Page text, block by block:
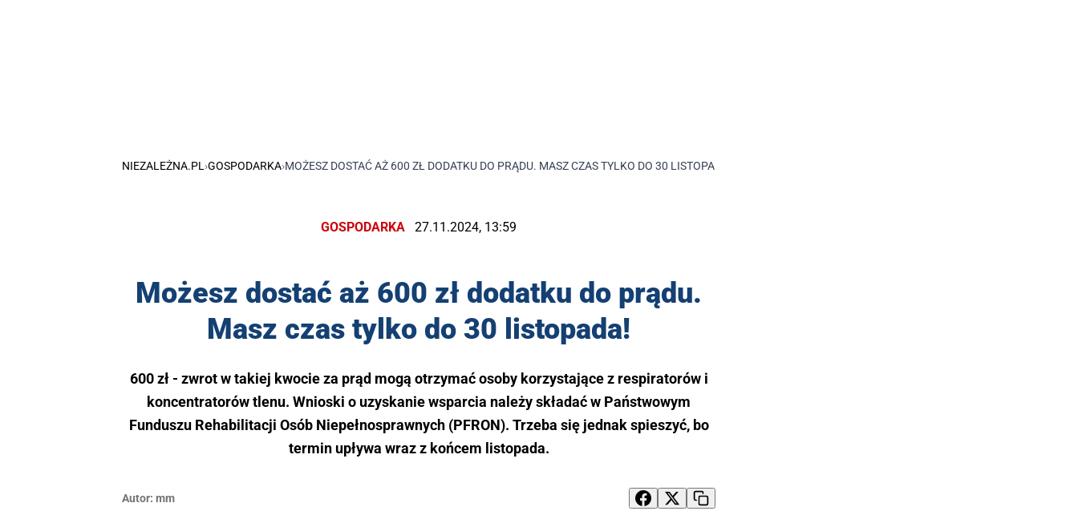
NIEZALEŻNA.PL ›GOSPODARKA›MOŻESZ DOSTAĆ AŻ 600 ZŁ DODATKU DO PRĄDU. MASZ CZAS TYLKO DO 30 LISTOPADA!
GOSPODARKA 27.11.2024, 13:59
Możesz dostać aż 600 zł dodatku do prądu.
Masz czas tylko do 30 listopada!
600 zł - zwrot w takiej kwocie za prąd mogą otrzymać osoby korzystające z respiratorów i
koncentratorów tlenu. Wnioski o uzyskanie wsparcia należy składać w Państwowym
Funduszu Rehabilitacji Osób Niepełnosprawnych (PFRON). Trzeba się jednak spieszyć, bo
termin upływa wraz z końcem listopada.
Autor: mm